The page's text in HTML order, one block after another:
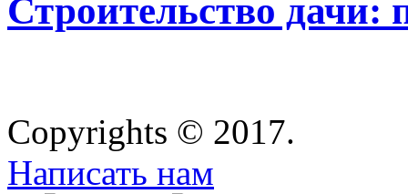
Строительство дачи:
Copyrights © 2017.
Написать нам